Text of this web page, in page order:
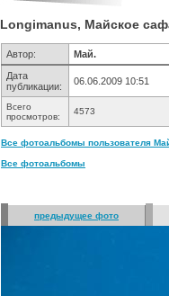
Longimanus, Майское
Автор:
Май.
Дата
публикации:
06.06.2009 10:51
Всего
просмотров:
4573
Все фотоальбомы пользователя
Все фотоальбомы
предыдущее фото